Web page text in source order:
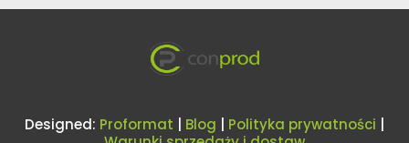
Designed: Proformat Blog Polityka prywatności